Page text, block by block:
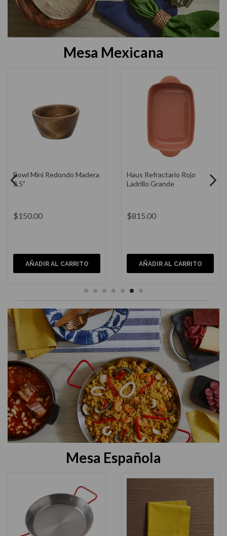
Mesa Mexicana
Haus Refractario Rojo
Ladrillo Grande
$815.00
AÑADIR AL CARRITO
Tazón Amora 13" Melamina
$800.00
AÑADIR AL CARRITO
Mesa Española